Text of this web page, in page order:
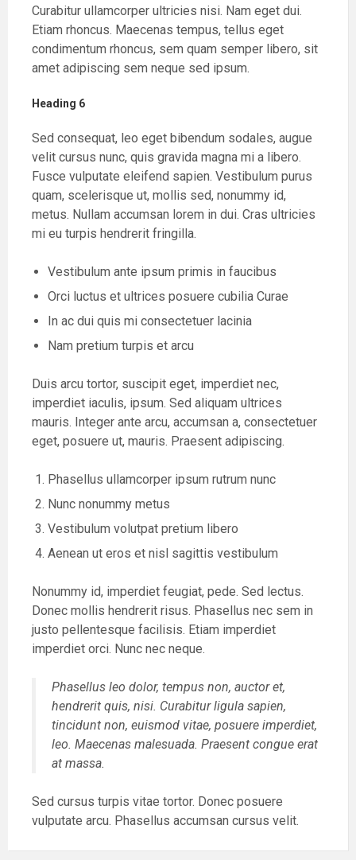
Curabitur ullamcorper ultricies nisi. Nam eget dui.
Etiam rhoncus. Maecenas tempus, tellus eget
condimentum rhoncus, sem quam semper libero, sit
amet adipiscing sem neque sed ipsum.
Heading 6
Sed consequat, leo eget bibendum sodales, augue
velit cursus nunc, quis gravida magna mi a libero.
Fusce vulputate eleifend sapien. Vestibulum purus
quam, scelerisque ut, mollis sed, nonummy id,
metus. Nullam accumsan lorem in dui. Cras ultricies
mi eu turpis hendrerit fringilla.
Vestibulum ante ipsum primis in faucibus
Orci luctus et ultrices posuere cubilia Curae
In ac dui quis mi consectetuer lacinia
Nam pretium turpis et arcu
Duis arcu tortor, suscipit eget, imperdiet nec,
imperdiet iaculis, ipsum. Sed aliquam ultrices
mauris. Integer ante arcu, accumsan a, consectetuer
eget, posuere ut, mauris. Praesent adipiscing.
Phasellus ullamcorper ipsum rutrum nunc
Nunc nonummy metus
Vestibulum volutpat pretium libero
Aenean ut eros et nisl sagittis vestibulum
Nonummy id, imperdiet feugiat, pede. Sed lectus.
Donec mollis hendrerit risus. Phasellus nec sem in
justo pellentesque facilisis. Etiam imperdiet
imperdiet orci. Nunc nec neque.
Phasellus leo dolor, tempus non, auctor et,
hendrerit quis, nisi. Curabitur ligula sapien,
tincidunt non, euismod vitae, posuere imperdiet,
leo. Maecenas malesuada. Praesent congue erat
at massa.
Sed cursus turpis vitae tortor. Donec posuere
vulputate arcu. Phasellus accumsan cursus velit.